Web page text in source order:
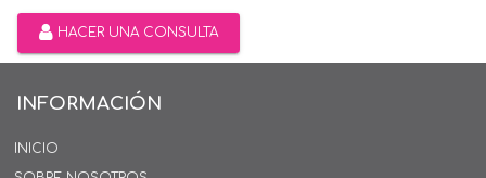
HACER UNA CONSULTA
INFORMACIÓN
INICIO